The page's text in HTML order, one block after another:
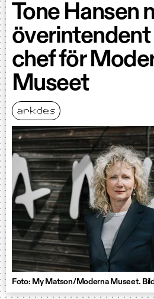
Tone Hansen
överintendent
chef för
Museet
arkdes
Foto: My Matson/Moderna Museet.